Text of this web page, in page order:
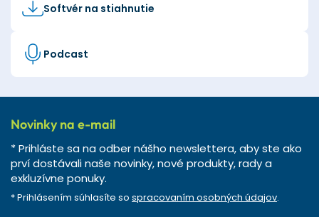
Softvér na stiahnutie
Podcast
Novinky na e-mail
* Prihláste sa na odber nášho newslettera, aby ste ako
prví dostávali naše novinky, nové produkty, rady a
exkluzívne ponuky.
* Prihlásením súhlasíte so spracovaním osobných údajov.